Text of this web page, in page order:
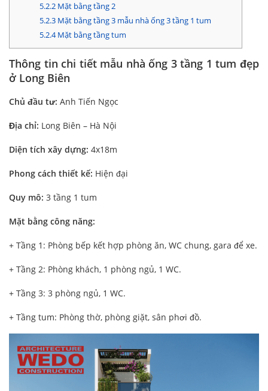
5.2.2Mặt bằng tầng 2
5.2.3Mặt bằng tầng 3 mẫu nhà ống 3 tầng 1 tum
5.2.4Mặt bằng tầng tum
Thông tin chi tiết mẫu nhà ống 3 tầng 1 tum đẹp
ở Long Biên
Chủ đầu tư: Anh Tiến Ngọc
Địa chỉ: Long Biên – Hà Nội
Diện tích xây dựng: 4x18m
Phong cách thiết kế: Hiện đại
Quy mô: 3 tầng 1 tum
Mặt bằng công năng:
+ Tầng 1: Phòng bếp kết hợp phòng ăn, WC chung, gara để xe.
+ Tầng 2: Phòng khách, 1 phòng ngủ, 1 WC.
+ Tầng 3: 3 phòng ngủ, 1 WC.
+ Tầng tum: Phòng thờ, phòng giặt, sân phơi đồ.